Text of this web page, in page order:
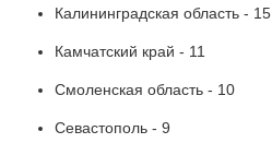
Калининградская область - 15
Камчатский край - 11
Смоленская область - 10
Севастополь - 9